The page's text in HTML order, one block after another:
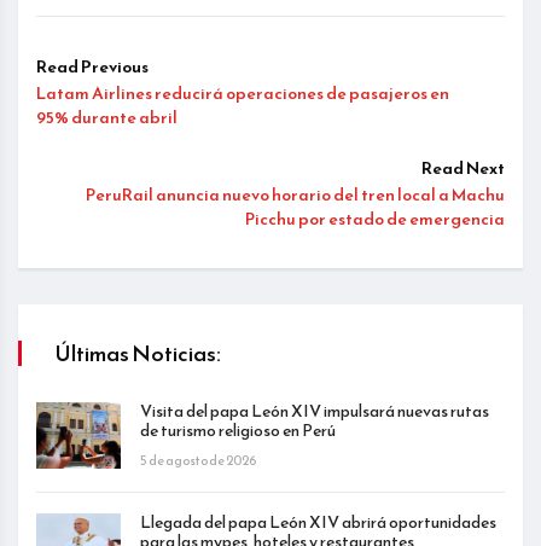
Read Previous
Latam Airlines reducirá operaciones de pasajeros en
95% durante abril
Read Next
PeruRail anuncia nuevo horario del tren local a Machu
Picchu por estado de emergencia
Últimas Noticias:
Visita del papa León XIV impulsará nuevas rutas
de turismo religioso en Perú
5 de agosto de 2026
Llegada del papa León XIV abrirá oportunidades